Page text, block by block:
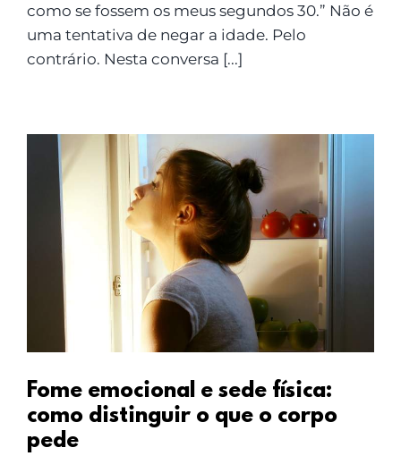
como se fossem os meus segundos 30.” Não é
uma tentativa de negar a idade. Pelo
contrário. Nesta conversa [...]
Fome emocional e sede física:
como distinguir o que o corpo
pede